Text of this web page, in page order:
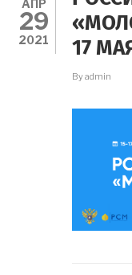
АПР
29
2021
17
Byadmin